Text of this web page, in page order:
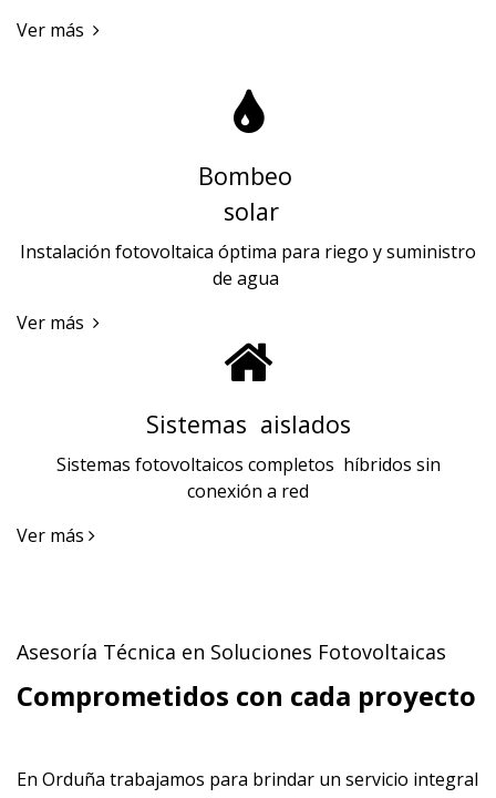
Ver más
Bombeo
solar
Instalación fotovoltaica óptima para riego y suministro
de agua
Ver más
Sistemas aislados
Sistemas fotovoltaicos completos híbridos sin
conexión a red
Ver más
Asesoría Técnica en Soluciones Fotovoltaicas
Comprometidos con cada proyecto
En Orduña trabajamos para brindar un servicio integral